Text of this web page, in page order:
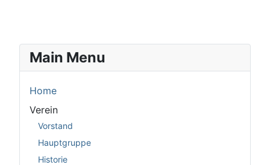
Main Menu
Home
Verein
Vorstand
Hauptgruppe
Historie